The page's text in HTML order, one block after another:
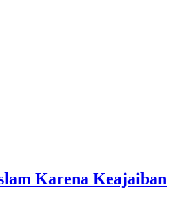
Karena Keajaiban